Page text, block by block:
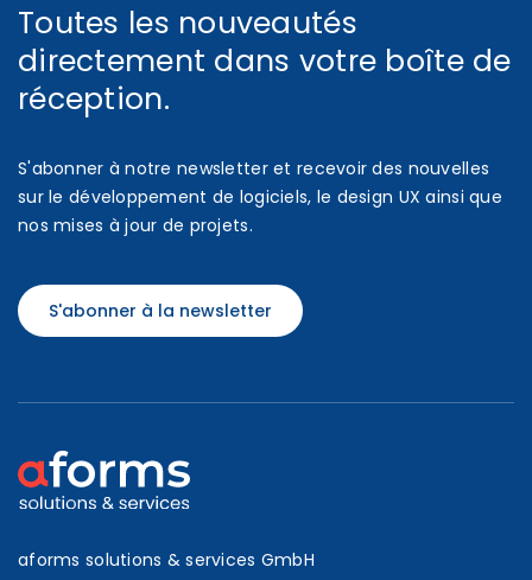
Toutes les nouveautés
directement dans votre boîte de
réception.
S'abonner à notre newsletter et recevoir des nouvelles
sur le développement de logiciels, le design UX ainsi que
nos mises à jour de projets.
S'abonner à la newsletter
aforms solutions & services GmbH